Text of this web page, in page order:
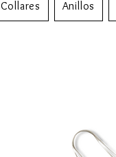
Collares Anillos